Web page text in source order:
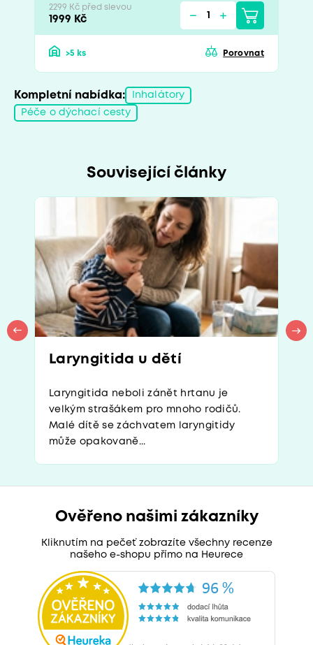
2299 Kč před slevou
1999 Kč
>5 ks Porovnat
Kompletní nabídka: Inhalátory
Péče o dýchací cesty
Související články
Laryngitida u dětí
Laryngitida neboli zánět hrtanu je
velkým strašákem pro mnoho rodičů.
Malé dítě se záchvatem laryngitidy
může opakovaně...
Ověřeno našimi zákazníky
Kliknutím na pečeť zobrazíte všechny recenze
našeho e-shopu přímo na Heurece